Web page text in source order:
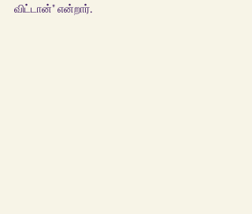
விட்டான்" என்றார்.